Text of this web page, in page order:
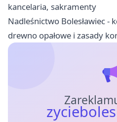
kancelaria, sakramenty
Nadleśnictwo Bolesławiec -
drewno opałowe i zasady